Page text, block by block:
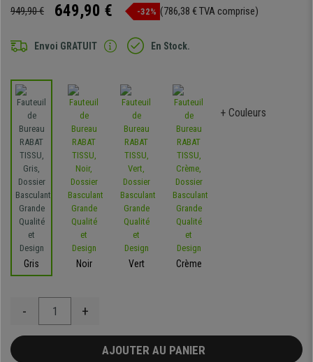
949,90 € 649,90 € -32% (786,38 € TVA comprise)
Envoi GRATUIT En Stock.
Gris Noir Vert Crème
+ Couleurs
- +
AJOUTER AU PANIER